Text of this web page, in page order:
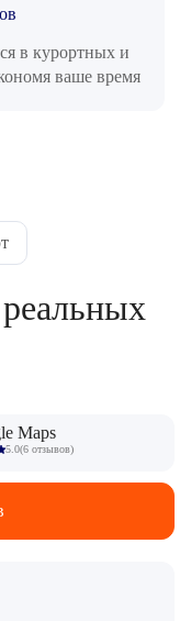
в курортных и
ваше время
Maps
5.0(6 отзывов)